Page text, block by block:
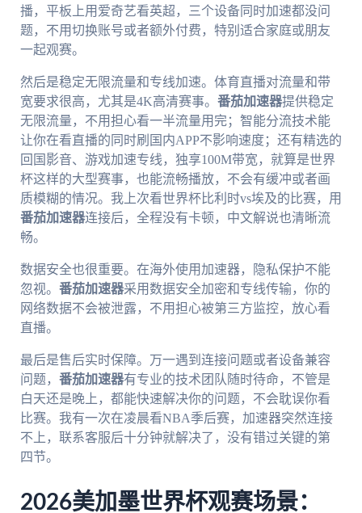
播，平板上用爱奇艺看英超，三个设备同时加速都没问
题，不用切换账号或者额外付费，特别适合家庭或朋友
一起观赛。
然后是稳定无限流量和专线加速。体育直播对流量和带
宽要求很高，尤其是4K高清赛事。 番茄加速器提供稳定
无限流量，不用担心看一半流量用完；智能分流技术能
让你在看直播的同时刷国内APP不影响速度；还有精选的
回国影音、游戏加速专线，独享100M带宽，就算是世界
杯这样的大型赛事，也能流畅播放，不会有缓冲或者画
质模糊的情况。我上次看世界杯比利时vs埃及的比赛，用
番茄加速器连接后，全程没有卡顿，中文解说也清晰流
畅。
数据安全也很重要。在海外使用加速器，隐私保护不能
忽视。 番茄加速器采用数据安全加密和专线传输，你的
网络数据不会被泄露，不用担心被第三方监控，放心看
直播。
最后是售后实时保障。万一遇到连接问题或者设备兼容
问题， 番茄加速器有专业的技术团队随时待命，不管是
白天还是晚上，都能快速解决你的问题，不会耽误你看
比赛。我有一次在凌晨看NBA季后赛，加速器突然连接
不上，联系客服后十分钟就解决了，没有错过关键的第
四节。
2026美加墨世界杯观赛场景：